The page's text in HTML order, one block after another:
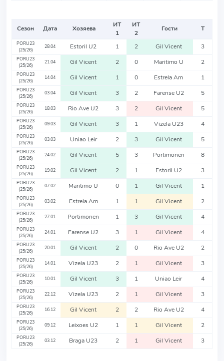
Сезон Дата Хозяева
ИТ
1
ИТ
2
Гости Т
PORU23
(25/26)
28.04 Estoril U2 1 2 Gil Vicent 3
PORU23
(25/26)
21.04 Gil Vicent 2 0 Maritimo U 2
PORU23
(25/26)
14.04 Gil Vicent 1 0 Estrela Am 1
PORU23
(25/26)
03.04 Gil Vicent 3 2 Farense U2 5
PORU23
(25/26)
18.03 Rio Ave U2 3 2 Gil Vicent 5
PORU23
(25/26)
09.03 Gil Vicent 3 1 Vizela U23 4
PORU23
(25/26)
03.03 Uniao Leir 2 3 Gil Vicent 5
PORU23
(25/26)
24.02 Gil Vicent 5 3 Portimonen 8
PORU23
(25/26)
19.02 Gil Vicent 2 1 Estoril U2 3
PORU23
(25/26)
07.02 Maritimo U 0 1 Gil Vicent 1
PORU23
(25/26)
03.02 Estrela Am 1 1 Gil Vicent 2
PORU23
(25/26)
27.01 Portimonen 1 3 Gil Vicent 4
PORU23
(25/26)
24.01 Farense U2 3 1 Gil Vicent 4
PORU23
(25/26)
20.01 Gil Vicent 2 0 Rio Ave U2 2
PORU23
(25/26)
14.01 Vizela U23 2 1 Gil Vicent 3
PORU23
(25/26)
10.01 Gil Vicent 3 1 Uniao Leir 4
PORU23
(25/26)
22.12 Vizela U23 2 1 Gil Vicent 3
PORU23
(25/26)
16.12 Gil Vicent 2 2 Rio Ave U2 4
PORU23
(25/26)
09.12 Leixoes U2 1 1 Gil Vicent 2
PORU23
(25/26)
03.12 Braga U23 2 1 Gil Vicent 3